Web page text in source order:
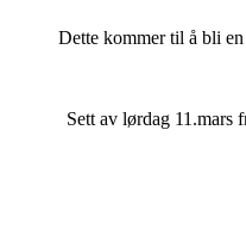
Dette kommer til å bli
Sett av lørdag 11.mars